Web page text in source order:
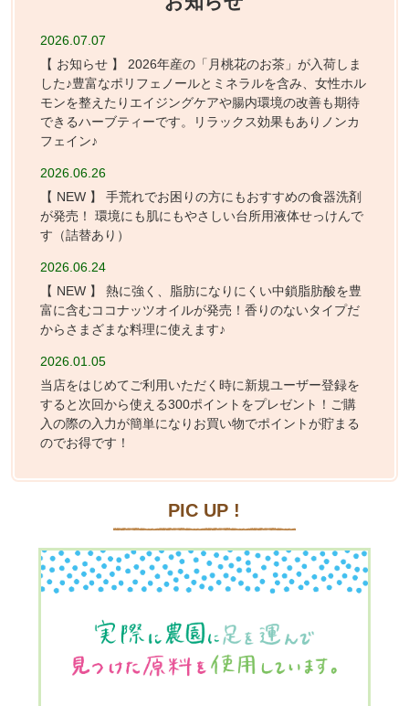
2026.07.07
【 お知らせ 】 2026年産の「月桃花のお茶」が入荷しま
した♪豊富なポリフェノールとミネラルを含み、女性ホル
モンを整えたりエイジングケアや腸内環境の改善も期待
できるハーブティーです。リラックス効果もありノンカ
フェイン♪
2026.06.26
【 NEW 】 手荒れでお困りの方にもおすすめの食器洗剤
が発売！ 環境にも肌にもやさしい台所用液体せっけんで
す（詰替あり）
2026.06.24
【 NEW 】 熱に強く、脂肪になりにくい中鎖脂肪酸を豊
富に含むココナッツオイルが発売！香りのないタイプだ
からさまざまな料理に使えます♪
2026.01.05
当店をはじめてご利用いただく時に新規ユーザー登録を
すると次回から使える300ポイントをプレゼント！ご購
入の際の入力が簡単になりお買い物でポイントが貯まる
のでお得です！
PIC UP !